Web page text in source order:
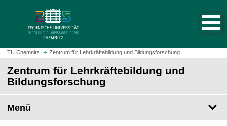
u
H
t
e
i
t
e
TU Chemnitz Zentrum für Lehrkräftebildung und Bildungsforschung
Zentrum für Lehrkräftebildung und
Bildungsforschung
Menü